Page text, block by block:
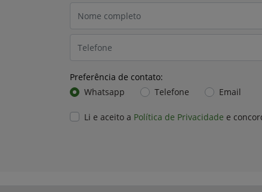
Preferência de contato:
Whatsapp
Telefone Email
Li e aceito a Política de Privacidade e